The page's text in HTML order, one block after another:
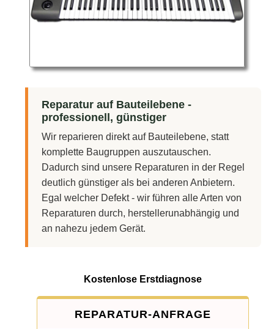
Reparatur auf Bauteilebene -
professionell, günstiger
Wir reparieren direkt auf Bauteilebene, statt
komplette Baugruppen auszutauschen.
Dadurch sind unsere Reparaturen in der Regel
deutlich günstiger als bei anderen Anbietern.
Egal welcher Defekt - wir führen alle Arten von
Reparaturen durch, herstellerunabhängig und
an nahezu jedem Gerät.
Kostenlose Erstdiagnose
REPARATUR-ANFRAGE